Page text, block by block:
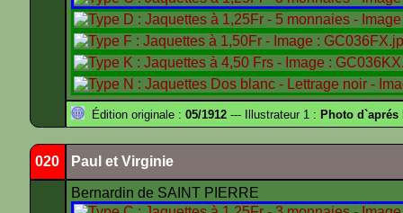
Édition originale : 05/1912 --- Illustrateur 1 : Photo d`aprés
020 Paul et Virginie
Bernardin de SAINT PIERRE